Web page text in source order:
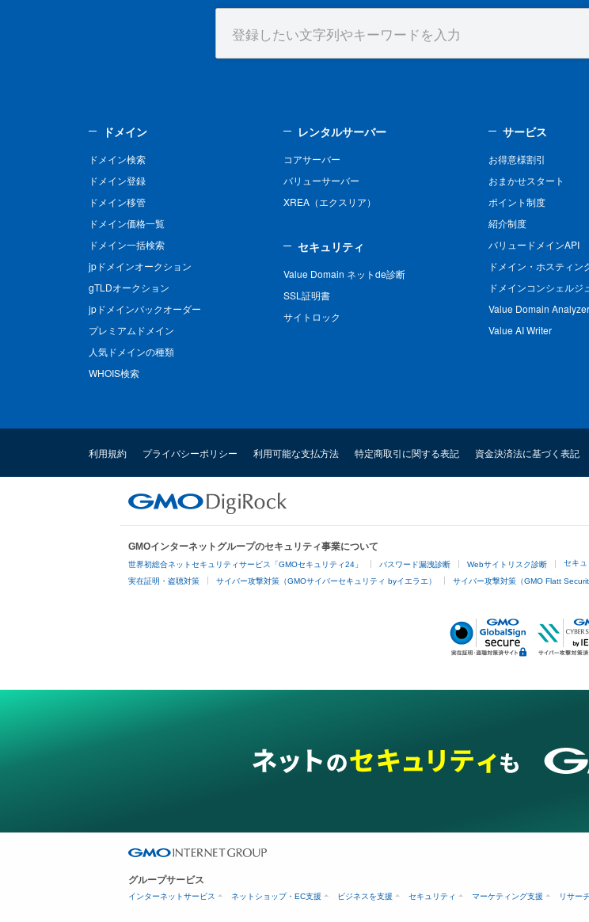
ドメイン
ドメイン検索
ドメイン登録
ドメイン移管
ドメイン価格一覧
ドメイン一括検索
jpドメインオークション
gTLDオークション
jpドメインバックオーダー
プレミアムドメイン
人気ドメインの種類
WHOIS検索
レンタルサーバー
コアサーバー
バリューサーバー
XREA（エクスリア）
セキュリティ
Value Domain ネットde診断
SSL証明書
サイトロック
サービス
お得意様割引
おまかせスタート
ポイント制度
紹介制度
バリュードメインAPI
ドメイン・ホスティン
ドメインコンシェルジ
Value Domain Analyzer
Value AI Writer
利用規約 プライバシーポリシー 利用可能な支払方法 特定商取引に関する表記 資金決済法に基づく表記
GMOインターネットグループのセキュリティ事業について
世界初総合ネットセキュリティサービス「GMOセキュリティ24」 パスワード漏洩診断 Webサイトリスク診断 セキュ
実在証明・盗聴対策 サイバー攻撃対策（GMOサイバーセキュリティ byイエラエ） サイバー攻撃対策（GMO Flatt
グループサービス
インターネットサービス ネットショップ・EC支援 ビジネスを支援 セキュリティ マーケティング支援 リサー